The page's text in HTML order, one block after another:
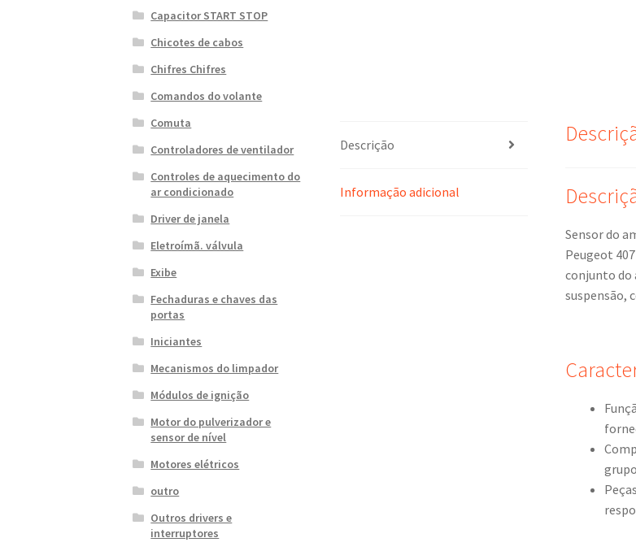
Descrição
Informação adicional
Sensor do
Peugeot
conjunto do
suspensão,
Capacitor START STOP
Chicotes de cabos
Chifres Chifres
Comandos do volante
Comuta
Controladores de ventilador
Controles de aquecimento do
ar condicionado
Driver de janela
Eletroímã. válvula
Exibe
Fechaduras e chaves das
portas
Iniciantes
Mecanismos do limpador
Módulos de ignição
Motor do pulverizador e
sensor de nível
Motores elétricos
outro
Outros drivers e
interruptores